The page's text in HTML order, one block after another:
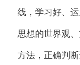
线，学习好、
思想的世界观
方法，正确判